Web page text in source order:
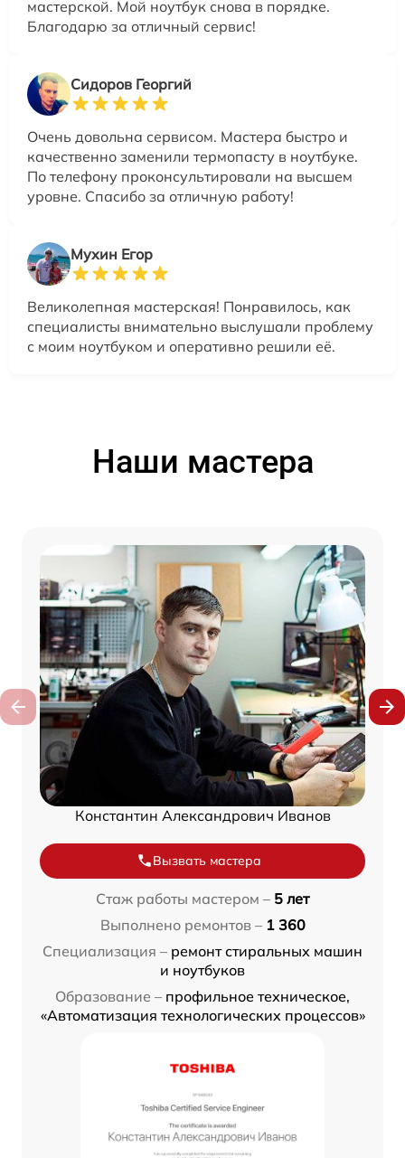
мастерской. Мой ноутбук снова в порядке.
Благодарю за отличный сервис!
Сидоров Георгий
Очень довольна сервисом. Мастера быстро и
качественно заменили термопасту в ноутбуке.
По телефону проконсультировали на высшем
уровне. Спасибо за отличную работу!
Мухин Егор
Великолепная мастерская! Понравилось, как
специалисты внимательно выслушали проблему
с моим ноутбуком и оперативно решили её.
Наши мастера
Константин Александрович Иванов
Вызвать мастера
Стаж работы мастером – 5 лет
Выполнено ремонтов – 1 360
Специализация – ремонт стиральных машин
и ноутбуков
Образование – профильное техническое,
«Автоматизация технологических процессов»